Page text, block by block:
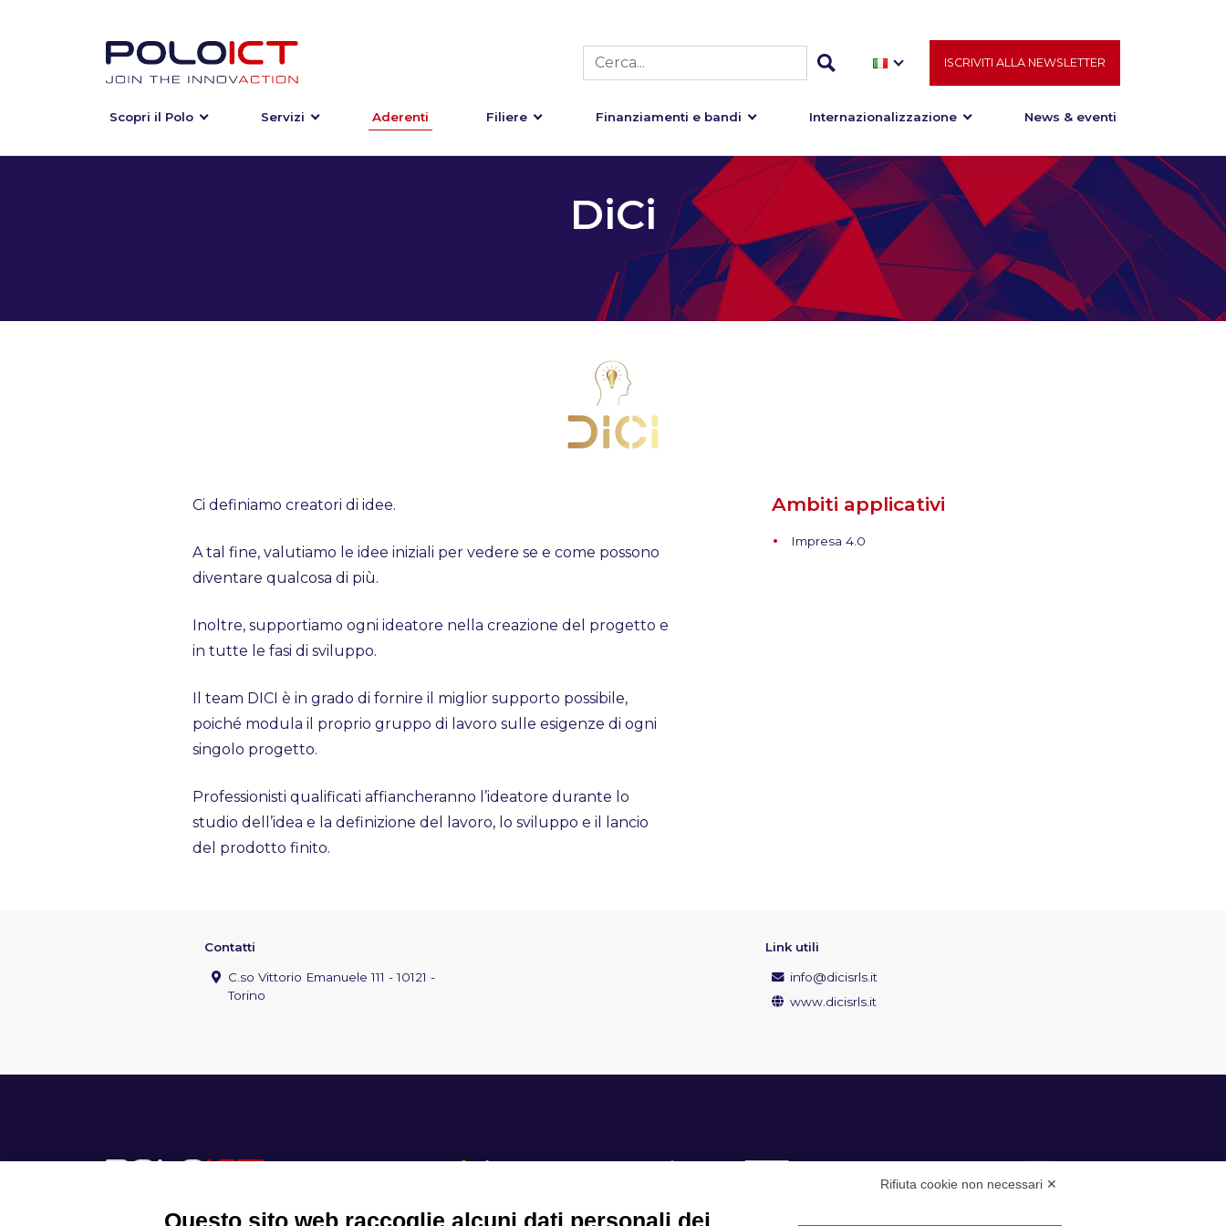
ISCRIVITI ALLA NEWSLETTER
Scopri il Polo Servizi Aderenti Filiere Finanziamenti e bandi Internazionalizzazione News & eventi
DiCi
Ci definiamo creatori di idee.
A tal fine, valutiamo le idee iniziali per vedere se e come possono
diventare qualcosa di più.
Inoltre, supportiamo ogni ideatore nella creazione del progetto e
in tutte le fasi di sviluppo.
Il team DICI è in grado di fornire il miglior supporto possibile,
poiché modula il proprio gruppo di lavoro sulle esigenze di ogni
singolo progetto.
Professionisti qualificati affiancheranno l’ideatore durante lo
studio dell’idea e la definizione del lavoro, lo sviluppo e il lancio
del prodotto finito.
Ambiti applicativi
Impresa 4.0
Contatti
C.so Vittorio Emanuele 111 - 10121 -
Torino
Link utili
info@dicisrls.it
www.dicisrls.it
Rifiuta cookie non necessari ✕
Questo sito web raccoglie alcuni dati personali dei